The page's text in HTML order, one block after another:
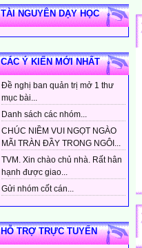
TÀI NGUYÊN DẠY HỌC
CÁC Ý KIẾN MỚI NHẤT
Đề nghị ban quản trị mở 1 thư
mục bài...
Danh sách các nhóm...
CHÚC NIỀM VUI NGỌT NGÀO
MÃI TRÀN ĐẦY TRONG NGÔI...
TVM. Xin chào chủ nhà. Rất hân
hạnh được giao...
Gửi nhóm cốt cán...
HỖ TRỢ TRỰC TUYẾN